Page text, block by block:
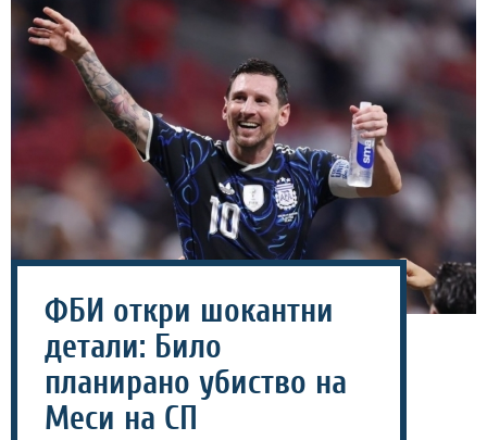
ФБИ откри шокантни
детали: Било
планирано убиство на
Меси на СП